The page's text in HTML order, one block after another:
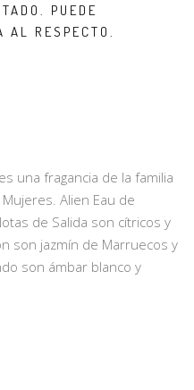
PUEDE
AL RESPECTO.
una fragancia de la familia
Alien Eau de
de Salida son cítricos y
son jazmín de Marruecos y
son ámbar blanco y